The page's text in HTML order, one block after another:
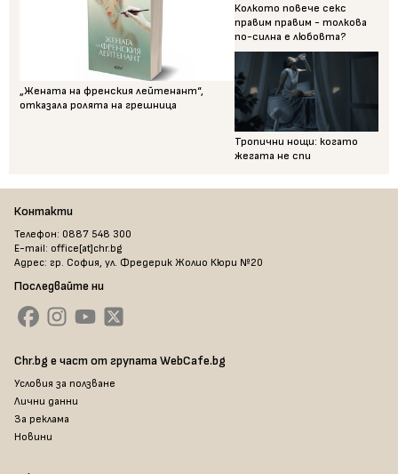
„Жената на френския лейтенант“,
отказала ролята на грешница
Колкото повече секс
правим правим - толкова
по-силна е любовта?
Тропични нощи: когато
жегата не спи
Контакти
Телефон: 0887 548 300
E-mail: office[at]chr.bg
Адрес: гр. София, ул. Фредерик Жолио Кюри №20
Последвайте ни
Chr.bg е част от групата WebCafe.bg
Условия за ползване
Лични данни
За реклама
Новини